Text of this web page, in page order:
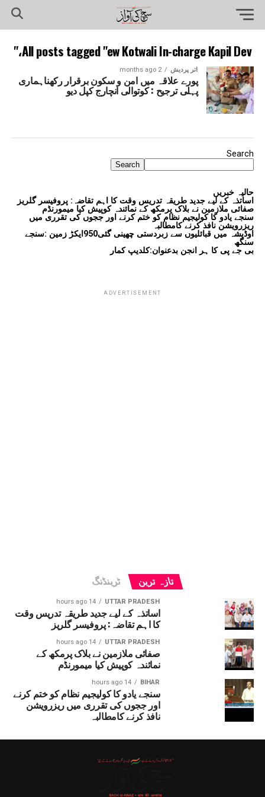
All posts tagged "ew Kotwali In-charge Kapil Dev،"
اتر پردیش 2 months ago
پورے علاقہ میں امن و سکون برقرار رکھناہماری
پہلی ترجیح : کوتوالی انچارج کپل دیو
Search
Search
حالیہ خبریں
اساتذہ کے لیے جدید طریقہ تدریس وقت کا اہم تقاضہ: پروفیسر گلریز
صفائی ملازمین نے بلاک پرمکھ کے نمائندہ کوپیش کیا میمورنڈم
سنجے یادو کا کولیجیم نظام کو ختم کرنے اور ججوں کی تقرری میں
ریزرویشن نافذ کرنے کامطالبہ
اوڈیشہ میں قبائلیوں سے زبردستی چھینی گئی950ایکڑ زمین :سنجے
سنگھ
بی جے پی کا ہر انجن بدعنوان:کلدیپ کمار
ADVERTISEMENT
تازہ ترین ٹرینڈنگ
UTTAR PRADESH
14 hours ago
اساتذہ کے لیے جدید طریقہ تدریس وقت
کا اہم تقاضہ: پروفیسر گلریز
UTTAR PRADESH
14 hours ago
صفائی ملازمین نے بلاک پرمکھ کے
نمائندہ کوپیش کیا میمورنڈم
BIHAR
14 hours ago
سنجے یادو کا کولیجیم نظام کو ختم کرنے
اور ججوں کی تقرری میں ریزرویشن
نافذ کرنے کامطالبہ